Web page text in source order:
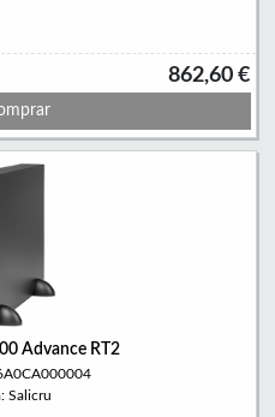
862,60 €
Advance RT2
Salicru